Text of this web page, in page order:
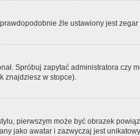
źle ustawiony jest
Spróbuj zapytać administratora czy
znajdziesz w stopce).
pierwszym może być obrazek
jako awatar i zazwyczaj jest